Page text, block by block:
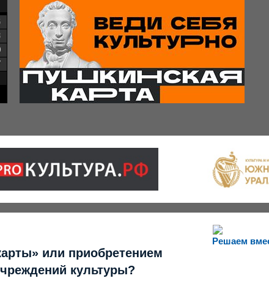
Решаем
или приобретением
культуры?